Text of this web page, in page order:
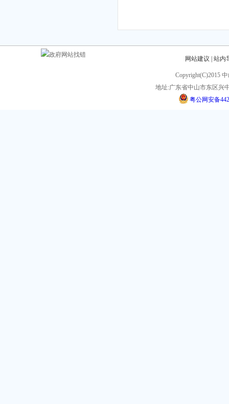
网站建议 站内
Copyright(C)2015
地址:广东省中山市东区兴
粤公网安备